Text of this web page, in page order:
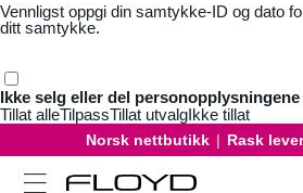
Vennligst oppgi din samtykke-ID og dato
ditt samtykke.
Ikke selg eller del
Tillat alleTilpassTillat utvalgIkke tillat
Norsk nettbutikk | Rask